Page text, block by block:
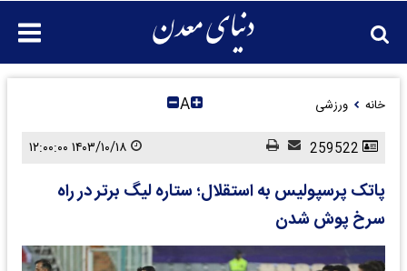
خانه ورزشی A
پاتک پرسپولیس به استقلال؛ ستاره لیگ برتر در راه
سرخ پوش شدن